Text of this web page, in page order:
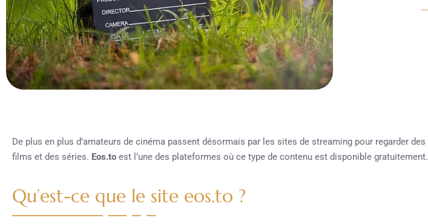
De plus en plus d’amateurs de cinéma passent désormais par les sites de streaming pour regarder des
films et des séries. Eos.to est l’une des plateformes où ce type de contenu est disponible gratuitement.
Qu’est-ce que le site eos.to ?